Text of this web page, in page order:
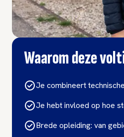
Waarom deze
Je combineert
Je hebt invloed op hoe
Brede opleiding: van